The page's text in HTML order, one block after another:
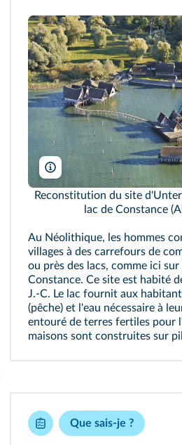
Westend61 GmbH/Alamy
Reconstitution du site
lac de Constance
Au Néolithique, les hommes
villages à des carrefours de
ou près des lacs, comme ici
Constance. Ce site est habité
J.‑C. Le lac fournit aux
(pêche) et l'eau nécessaire à
entouré de terres fertiles pour
maisons sont construites sur
Que sais-je ?